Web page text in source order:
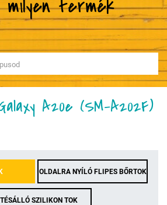
termék
A20e (SM-A202F)
OLDALRA NYÍLÓ FLIPES BŐRTOK
SZILIKON TOK